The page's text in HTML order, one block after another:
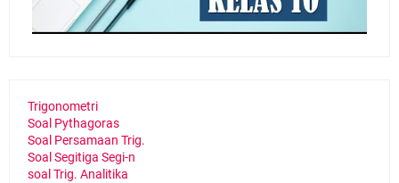
Trigonometri
Soal Pythagoras
Soal Persamaan Trig.
Soal Segitiga Segi-n
soal Trig. Analitika